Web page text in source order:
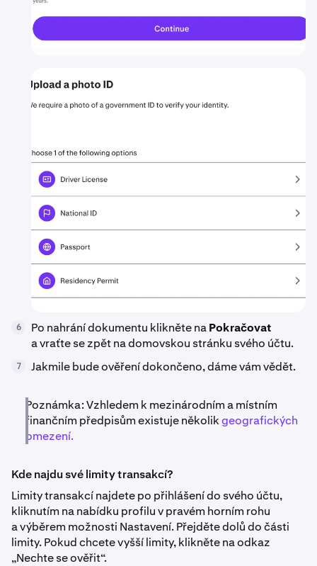
6 Po nahrání dokumentu klikněte naPokračovat
a vraťte se zpět na domovskou stránku svého účtu.
7 Jakmile bude ověření dokončeno, dáme vám vědět.
Poznámka: Vzhledem k mezinárodním a místním
finančním předpisům existuje několikgeografických
omezení.
Kde najdu své limity transakcí?
Limity transakcí najdete po přihlášení do svého účtu,
kliknutím na nabídku profilu v pravém horním rohu
a výběrem možnosti Nastavení. Přejděte dolů do části
limity. Pokud chcete vyšší limity, klikněte na odkaz
„Nechte se ověřit“.